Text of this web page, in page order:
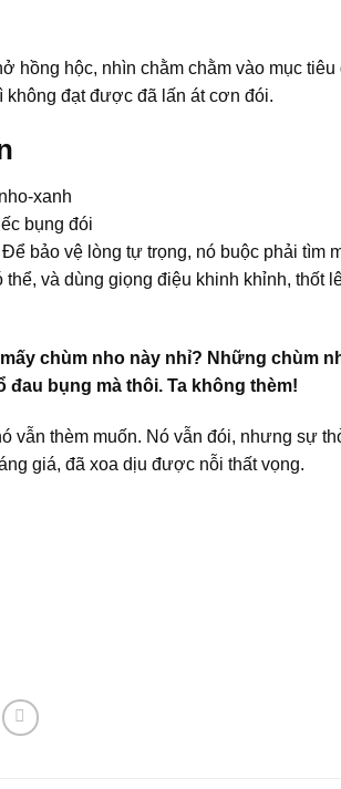
hồng hộc, nhìn chằm chằm vào mục tiêu
đạt được đã lấn át cơn đói.
bụng đói
bảo vệ lòng tự trọng, nó buộc phải tìm
và dùng giọng điệu khinh khỉnh, thốt
chùm nho này nhỉ? Những chùm
bụng mà thôi. Ta không thèm!
vẫn thèm muốn. Nó vẫn đói, nhưng sự
giá, đã xoa dịu được nỗi thất vọng.